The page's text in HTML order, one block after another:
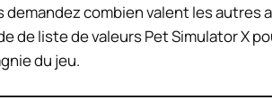
demandez combien valent les autres
de liste de valeurs Pet Simulator X
du jeu.